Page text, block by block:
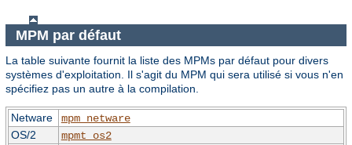
MPM par défaut
La table suivante fournit la liste des MPMs par défaut pour divers
systèmes d'exploitation. Il s'agit du MPM qui sera utilisé si vous n'en
spécifiez pas un autre à la compilation.
Netware
mpm_netware
OS/2
mpmt_os2